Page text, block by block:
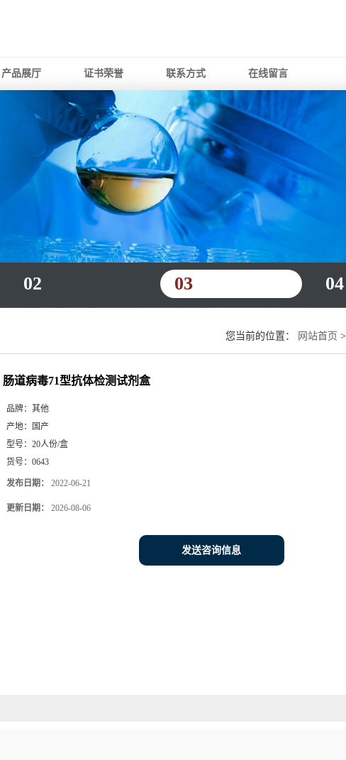
产品展厅 证书荣誉 联系方式 在线留言
02 03 04
您当前的位置： 网站首页 >
肠道病毒71型抗体检测试剂盒
品牌： 其他
产地：
国产
型号： 20人份/盒
货号： 0643
发布日期： 2022-06-21
更新日期： 2026-08-06
发送咨询信息